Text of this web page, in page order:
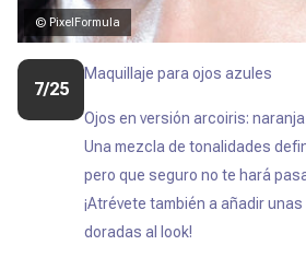
© PixelFormula
7/25
Maquillaje para ojos azules
Ojos en versión arcoiris:
Una mezcla de tonalidades
pero que seguro no te hará
¡Atrévete también a añadir
doradas al look!